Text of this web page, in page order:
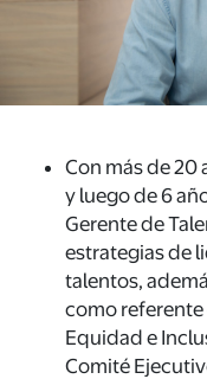
Con más de 20
y luego de 6
Gerente de
estrategias de
talentos,
como referente
Equidad e
Comité